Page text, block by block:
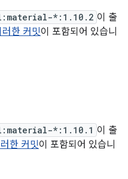
*:1.10.2 이 출
러한 커밋이 포함되어 있습니
*:1.10.1 이 출
한 커밋이 포함되어 있습니